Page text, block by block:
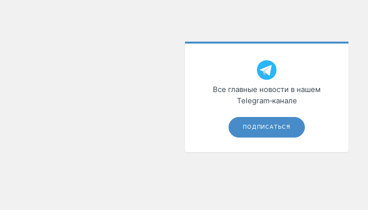
Все главные новости в нашем
Telegram‑канале
ПОДПИСАТЬСЯ